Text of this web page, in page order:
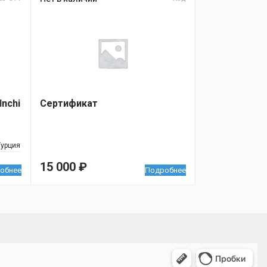
Сертификат
15 000 ₽ Подробнее